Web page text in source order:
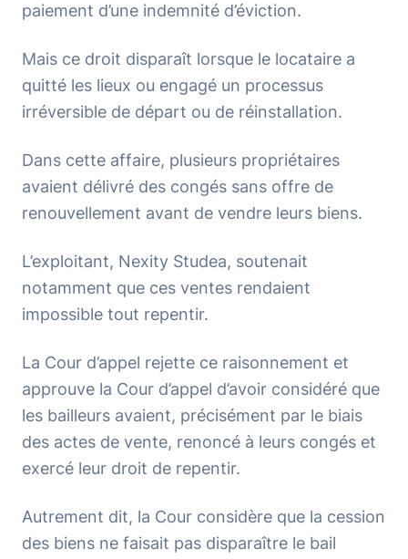
paiement d’une indemnité d’éviction.
Mais ce droit disparaît lorsque le locataire a
quitté les lieux ou engagé un processus
irréversible de départ ou de réinstallation.
Dans cette affaire, plusieurs propriétaires
avaient délivré des congés sans offre de
renouvellement avant de vendre leurs biens.
L’exploitant, Nexity Studea, soutenait
notamment que ces ventes rendaient
impossible tout repentir.
La Cour d’appel rejette ce raisonnement et
approuve la Cour d’appel d’avoir considéré que
les bailleurs avaient, précisément par le biais
des actes de vente, renoncé à leurs congés et
exercé leur droit de repentir.
Autrement dit, la Cour considère que la cession
des biens ne faisait pas disparaître le bail